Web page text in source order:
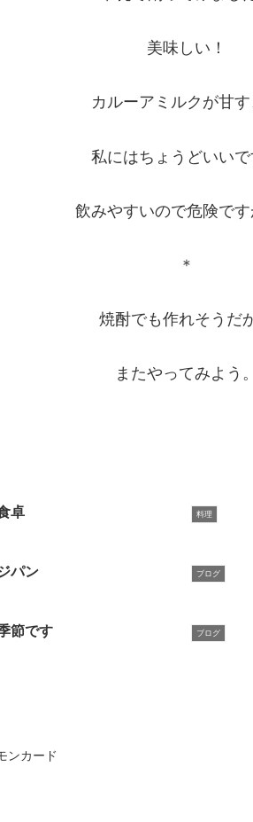
美味しい！
カルーアミルクが甘す
私にはちょうどいいで
飲みやすいので危険です
＊
焼酎でも作れそうだ
またやってみよう。
卓 料理
パン ブログ
節です ブログ
ンカード